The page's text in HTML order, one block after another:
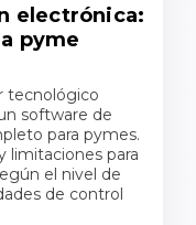
electrónica:
pyme
tecnológico
software de
para pymes.
limitaciones para
el nivel de
de control